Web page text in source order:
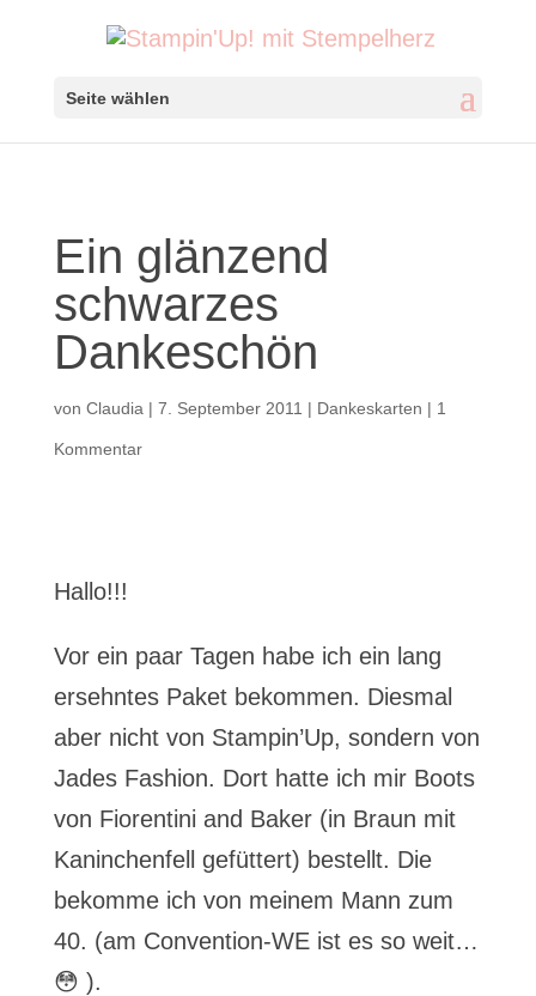
Seite wählen
Ein glänzend
schwarzes
Dankeschön
von Claudia | 7. September 2011 | Dankeskarten | 1
Kommentar
Hallo!!!
Vor ein paar Tagen habe ich ein lang
ersehntes Paket bekommen. Diesmal
aber nicht von Stampin’Up, sondern von
Jades Fashion. Dort hatte ich mir Boots
von Fiorentini and Baker (in Braun mit
Kaninchenfell gefüttert) bestellt. Die
bekomme ich von meinem Mann zum
40. (am Convention-WE ist es so weit…
😳 ).